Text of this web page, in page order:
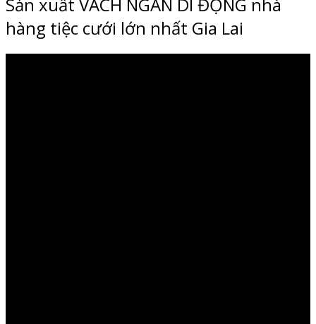
hàng tiệc cưới lớn nhất Gia Lai